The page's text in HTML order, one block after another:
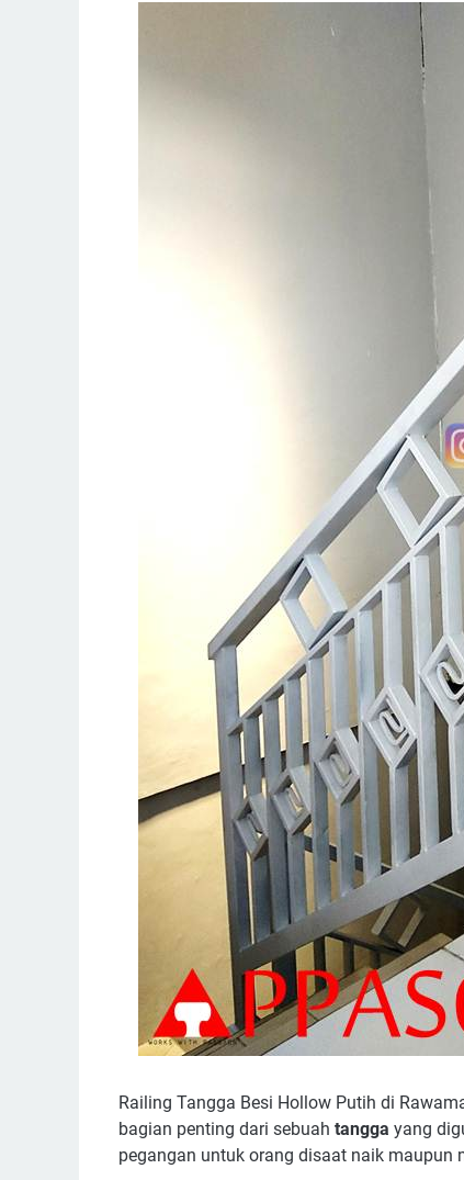
Railing Tangga Besi Hollow Putih di
bagian penting dari sebuah tangga yang
pegangan untuk orang disaat naik maupun